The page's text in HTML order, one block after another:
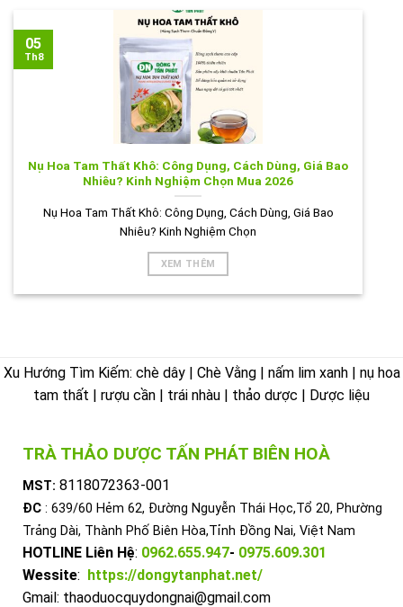
Nụ Hoa Tam Thất Khô: Công Dụng, Cách Dùng, Giá Bao
Nhiêu? Kinh Nghiệm Chọn Mua 2026
Nụ Hoa Tam Thất Khô: Công Dụng, Cách Dùng, Giá Bao
Nhiêu? Kinh Nghiệm Chọn
XEM THÊM
05
Th8
Xu Hướng Tìm Kiếm: chè dây | Chè Vằng | nấm lim xanh | nụ hoa
tam thất | rượu cần | trái nhàu | thảo dược | Dược liệu
TRÀ THẢO DƯỢC TẤN PHÁT BIÊN HOÀ
MST: 8118072363-001
ĐC : 639/60 Hẻm 62, Đường Nguyễn Thái Học,Tổ 20, Phường
Trảng Dài, Thành Phố Biên Hòa,Tỉnh Đồng Nai, Việt Nam
HOTLINE Liên Hệ: 0962.655.947- 0975.609.301
Wessite: https://dongytanphat.net/
Gmail: thaoduocquydongnai@gmail.com